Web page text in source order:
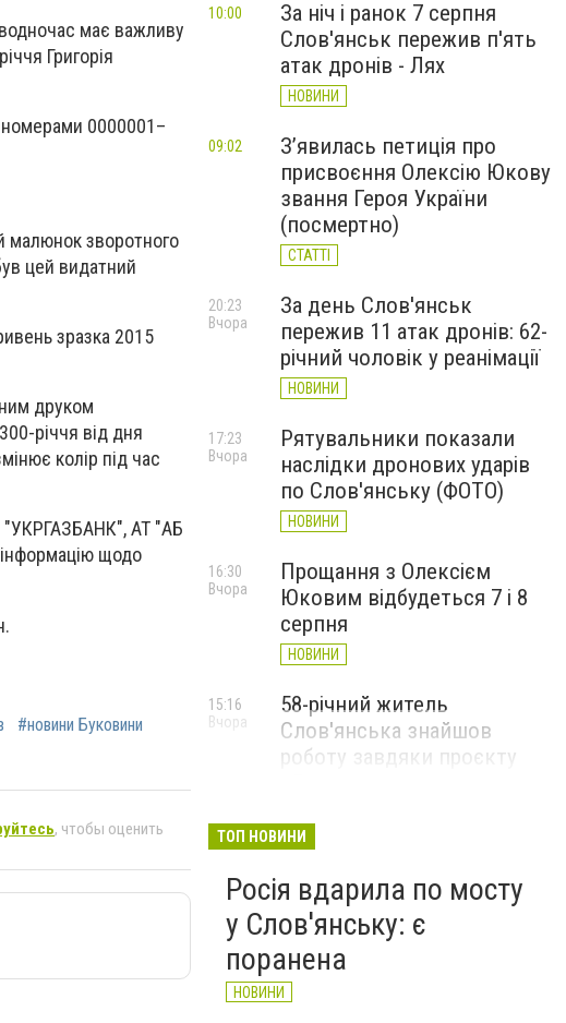
має важливу
Григорія
номерами 0000001–
малюнок зворотного
цей видатний
зразка 2015
друком
річчя від дня
колір під час
"УКРГАЗБАНК", АТ "АБ
щодо
#новини Буковини
, чтобы оценить
За ніч і ранок 7 серпня
Слов'янськ пережив п'ять
атак дронів - Лях
НОВИНИ
10:00
З’явилась петиція про
присвоєння Олексію Юкову
звання Героя України
(посмертно)
СТАТТІ
09:02
За день Слов'янськ
пережив 11 атак дронів: 62-
річний чоловік у реанімації
НОВИНИ
20:23
Вчора
Рятувальники показали
наслідки дронових ударів
по Слов'янську (ФОТО)
НОВИНИ
17:23
Вчора
Прощання з Олексієм
Юковим відбудеться 7 і 8
серпня
НОВИНИ
16:30
Вчора
58-річний житель
Слов'янська знайшов
роботу завдяки проєкту
15:16
Вчора
ТОП НОВИНИ
Росія вдарила по мосту
у Слов'янську: є
поранена
НОВИНИ